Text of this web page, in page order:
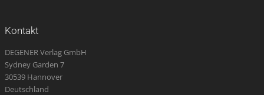
Kontakt
DEGENER Verlag GmbH
Sydney Garden 7
30539 Hannover
Deutschland